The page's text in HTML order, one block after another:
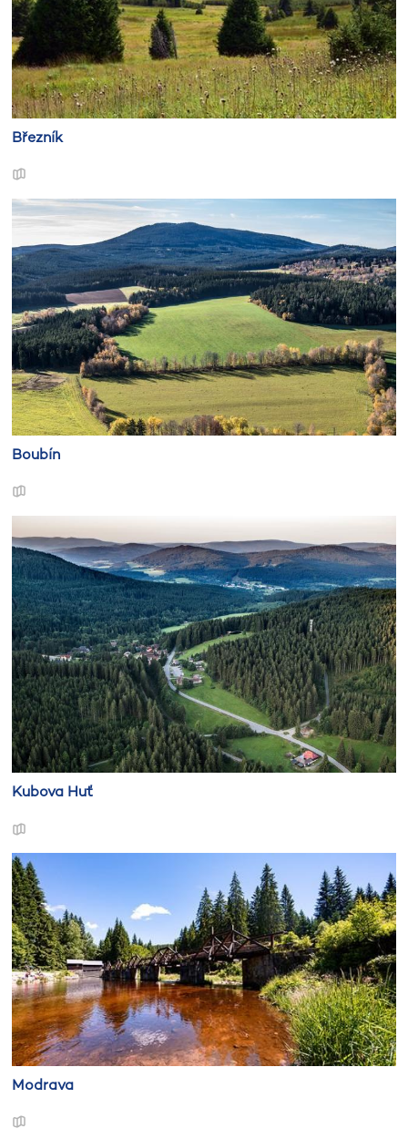
Březník
Boubín
Kubova Huť
Modrava